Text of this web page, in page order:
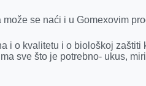
se naći i u Gomexovim
i o kvalitetu i o biološkoj zaštiti
sve što je potrebno- ukus,